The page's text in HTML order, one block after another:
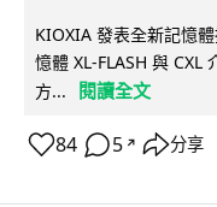
KIOXIA 發表全新記憶
憶體 XL-FLASH 與 CXL
方...
閱讀全文
84 5 ↗ 分享